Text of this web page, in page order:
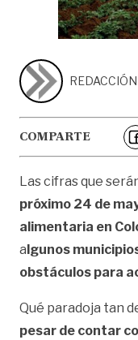
COMPARTE
Las cifras que
próximo 24 de
alimentaria en
a lgunos
obstáculos para
Qué paradoja tan
pesar de contar